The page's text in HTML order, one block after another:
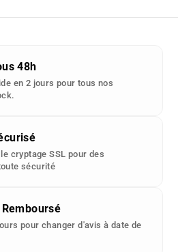
48h
en 2 jours pour tous nos
cryptage SSL pour des
sécurité
pour changer d'avis à date de